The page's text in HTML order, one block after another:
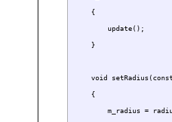
    {
        update();
    }
void
    {
m_radius =